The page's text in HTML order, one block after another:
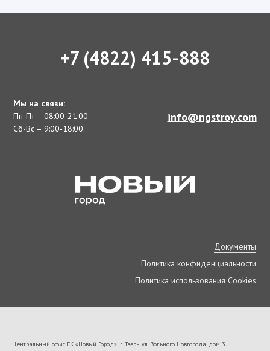
+7 (4822) 415-888
Мы на связи:
Пн-Пт – 08:00-21:00
Сб-Вс – 9:00-18:00
info@ngstroy.com
Документы
Политика конфиденциальности
Политика использования Cookies
Центральный офис ГК «Новый Город»: г. Тверь, ул. Вольного Новгорода, дом 3.